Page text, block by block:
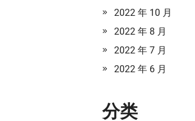
2022 年 10 月
2022 年 8 月
2022 年 7 月
2022 年 6 月
分类